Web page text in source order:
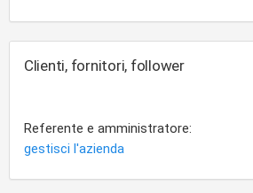
Clienti, fornitori, follower
Referente e amministratore:
gestisci l'azienda